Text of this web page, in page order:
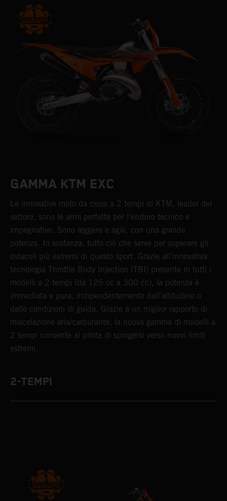
GAMMA KTM EXC
Le innovative moto da cross a 2 tempi di KTM, leader del
settore, sono le armi perfette per l'enduro tecnico e
impegnativo. Sono leggere e agili, con una grande
potenza. In sostanza, tutto ciò che serve per superare gli
ostacoli più estremi di questo sport. Grazie all'innovativa
tecnologia Throttle Body Injection (TBI) presente in tutti i
modelli a 2 tempi (da 125 cc a 300 cc), la potenza è
immediata e pura, indipendentemente dall'altitudine o
dalle condizioni di guida. Grazie a un miglior rapporto di
miscelazione aria/carburante, la nuova gamma di modelli a
2 tempi consente al pilota di spingersi verso nuovi limiti
estremi.
2-TEMPI